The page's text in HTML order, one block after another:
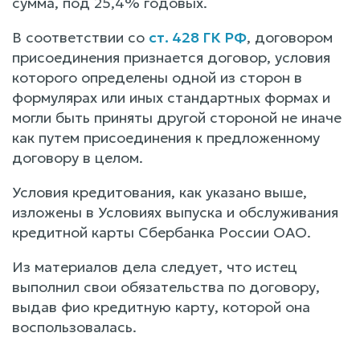
В соответствии со ст. 428 ГК РФ, договором
присоединения признается договор, условия
которого определены одной из сторон в
формулярах или иных стандартных формах и
могли быть приняты другой стороной не иначе
как путем присоединения к предложенному
договору в целом.
Условия кредитования, как указано выше,
изложены в Условиях выпуска и обслуживания
кредитной карты Сбербанка России ОАО.
Из материалов дела следует, что истец
выполнил свои обязательства по договору,
выдав фио кредитную карту, которой она
воспользовалась.